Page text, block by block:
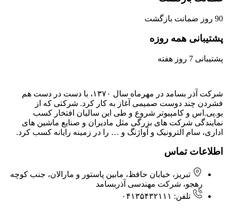
90 روز ضمانت بازگشت
پشتیبانی همه روزه
پشتیبانی 7 روز هفته
شرکت آذر بسامد در مهرماه سال ۱۳۷۰، با دست در دست هم
فشردن ‌چند دوست صمیمی آغاز به کار کرد. شرکتی که از
یو.پی.اس و کامپیوتر شروع و طی این سالیان افتخار کسب
نمایندگی شرکت های بزرگی مثل مادیران و صنایع ماشین های
اداری، سام الترونیک و آواژنگ و … را در زمینه رایانه کسب کرد.
اطلاعات تماس
تبریز، خیابان حافظ، مابین پاستور و مارالان، جنب کوچه
رهجو، شرکت مهندسی آذربسامد
تلفن: ۰۴۱۳۵۴۳۲۱۱۱